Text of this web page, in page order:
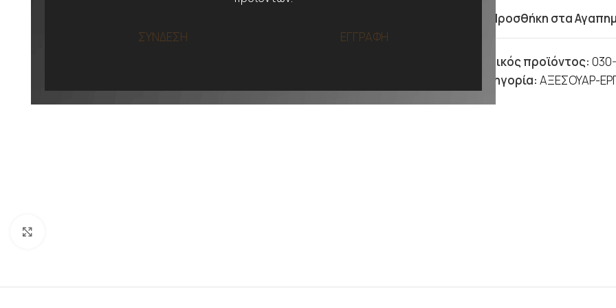
ΣΥΝΔΕΣΗ ΕΓΓΡΑΦΗ
Προσθήκη στα
Κωδικός προϊόντος:
Κατηγορία: ΑΞΕΣΟΥΑΡ-